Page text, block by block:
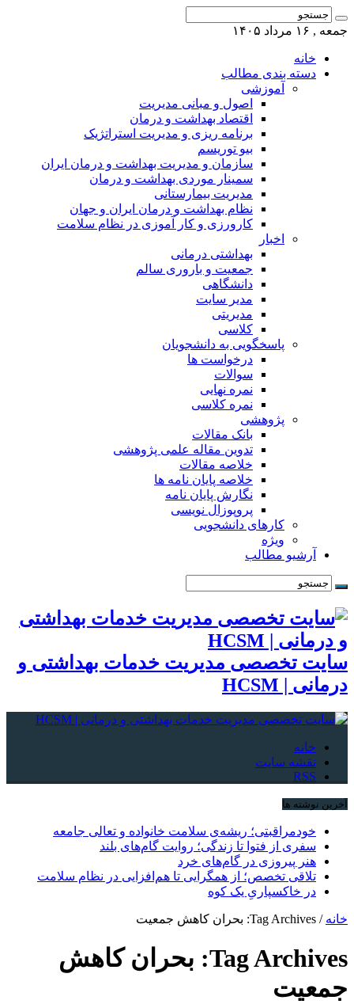
جمعه , ۱۶ مرداد ۱۴۰۵
خانه
دسته بندی مطالب
آموزشی
اصول و مبانی مدیریت
اقتصاد بهداشت و درمان
برنامه ریزی و مدیریت استراتژیک
بیو توریسم
سازمان و مدیریت بهداشت و درمان ایران
سمینار موردی بهداشت و درمان
مدیریت بیمارستانی
نظام بهداشت و درمان ایران و جهان
کارورزی و کار آموزی در نظام سلامت
اخبار
بهداشتی درمانی
جمعیت و باروری سالم
دانشگاهی
مدیر سایت
مدیریتی
کلاسی
پاسخگویی به دانشجویان
درخواست ها
سوالات
نمره نهایی
نمره کلاسی
پژوهشی
بانک مقالات
تدوین مقاله علمی پژوهشی
خلاصه مقالات
خلاصه پایان نامه ها
نگارش پایان نامه
پروپوزال نویسی
کارهای دانشجویی
ویژه
آرشیو مطالب
سایت تخصصی مدیریت خدمات بهداشتی و
درمانی | HCSM
خانه
نقشه سایت
RSS
آخرین نوشته ها
خودمراقبتی؛ ریشه‌ی سلامت خانواده و تعالی جامعه
سفری از فتوا تا زندگی؛ روایت گام‌های بلند
هنر پیروزی در گام‌های خرد
تلاقی تخصص؛ از همگرایی تا هم‌افزایی در نظام سلامت
در خاکسپاریِ یک کوه
خانه / Tag Archives: بحران کاهش جمعیت
Tag Archives: بحران کاهش
جمعیت